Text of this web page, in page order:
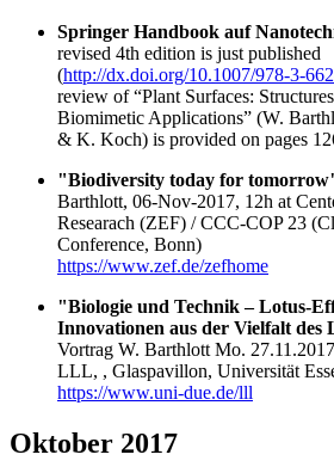
Springer Handbook auf
revised 4th edition is just published
(http://dx.doi.org/10.1007/978-3-
review of “Plant Surfaces:
Biomimetic Applications” (W.
& K. Koch) is provided on pages
"Biodiversity today for
Barthlott, 06-Nov-2017, 12h at
Researach (ZEF) / CCC-COP 23
Conference, Bonn)
https://www.zef.de/zefhome
"Biologie und Technik – Lotus-
Innovationen aus der Vielfalt des
Vortrag W. Barthlott Mo.
LLL, , Glaspavillon, Universität
https://www.uni-due.de/lll
Oktober 2017